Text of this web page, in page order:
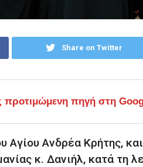
Share on Twitter
προτιμώμενη πηγή στη
Αγίου Ανδρέα Κρήτης,
κ. Δανιήλ, κατά τη